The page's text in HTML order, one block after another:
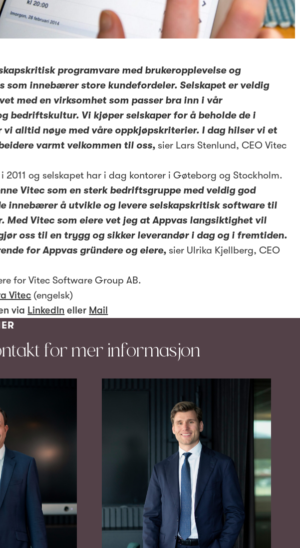
programvare med brukeropplevelse og
som innebærer store kundefordeler. Selskapet er veldig
med en virksomhet som passer bra inn i vår
bedriftskultur. Vi kjøper selskaper for å beholde de i
vi alltid nøye med våre oppkjøpskriterier. I dag hilser vi et
varmt velkommen til oss, sier Lars Stenlund, CEO Vitec
2011 og selskapet har i dag kontorer i Gøteborg og Stockholm.
Vitec som en sterk bedriftsgruppe med veldig god
innebærer å utvikle og levere selskapskritisk software til
Med Vitec som eiere vet jeg at Appvas langsiktighet vil
oss til en trygg og sikker leverandør i dag og i fremtiden.
for Appvas gründere og eiere, sier Ulrika Kjellberg, CEO
for Vitec Software Group AB.
Vitec (engelsk)
via LinkedIn eller Mail
for mer informasjon